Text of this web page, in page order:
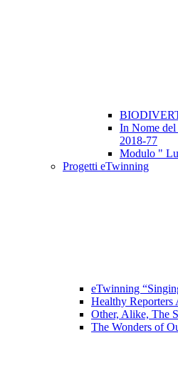
In Nome
2018-77
Modulo "
Progetti eTwinning
eTwinning
Healthy Reporters
Other, Alike, The
The Wonders of